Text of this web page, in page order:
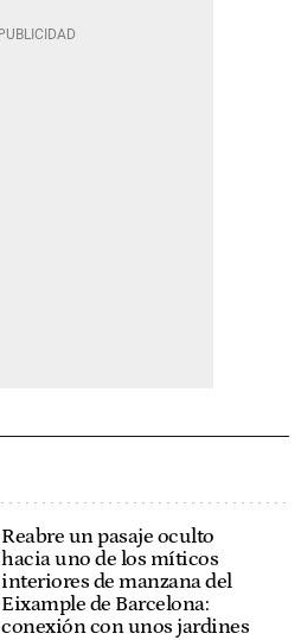
Reabre un pasaje oculto
hacia uno de los míticos
interiores de manzana del
Eixample de Barcelona:
conexión con unos jardines